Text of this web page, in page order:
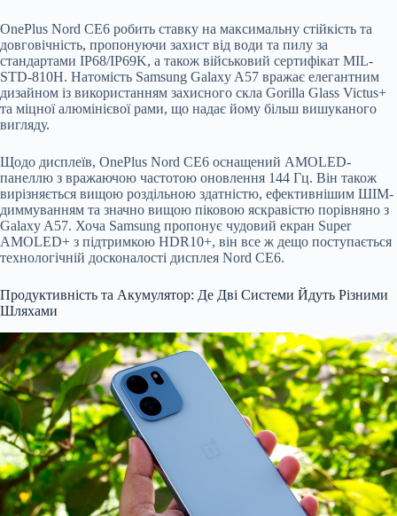
OnePlus Nord CE6 робить ставку на максимальну стійкість та
довговічність, пропонуючи захист від води та пилу за
стандартами IP68/IP69K, а також військовий сертифікат MIL-
STD-810H. Натомість Samsung Galaxy A57 вражає елегантним
дизайном із використанням захисного скла Gorilla Glass Victus+
та міцної алюмінієвої рами, що надає йому більш вишуканого
вигляду.
Щодо дисплеїв, OnePlus Nord CE6 оснащений AMOLED-
панеллю з вражаючою частотою оновлення 144 Гц. Він також
вирізняється вищою роздільною здатністю, ефективнішим ШІМ-
диммуванням та значно вищою піковою яскравістю порівняно з
Galaxy A57. Хоча Samsung пропонує чудовий екран Super
AMOLED+ з підтримкою HDR10+, він все ж дещо поступається
технологічній досконалості дисплея Nord CE6.
Продуктивність та Акумулятор: Де Дві Системи Йдуть Різними
Шляхами